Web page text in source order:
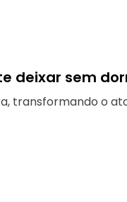
deixar sem
transformando o